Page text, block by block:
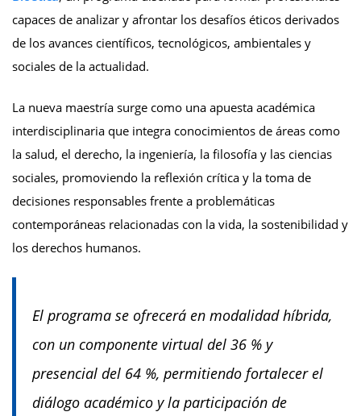
capaces de analizar y afrontar los desafíos éticos derivados
de los avances científicos, tecnológicos, ambientales y
sociales de la actualidad.
La nueva maestría surge como una apuesta académica
interdisciplinaria que integra conocimientos de áreas como
la salud, el derecho, la ingeniería, la filosofía y las ciencias
sociales, promoviendo la reflexión crítica y la toma de
decisiones responsables frente a problemáticas
contemporáneas relacionadas con la vida, la sostenibilidad y
los derechos humanos.
El programa se ofrecerá en modalidad híbrida,
con un componente virtual del 36 % y
presencial del 64 %, permitiendo fortalecer el
diálogo académico y la participación de